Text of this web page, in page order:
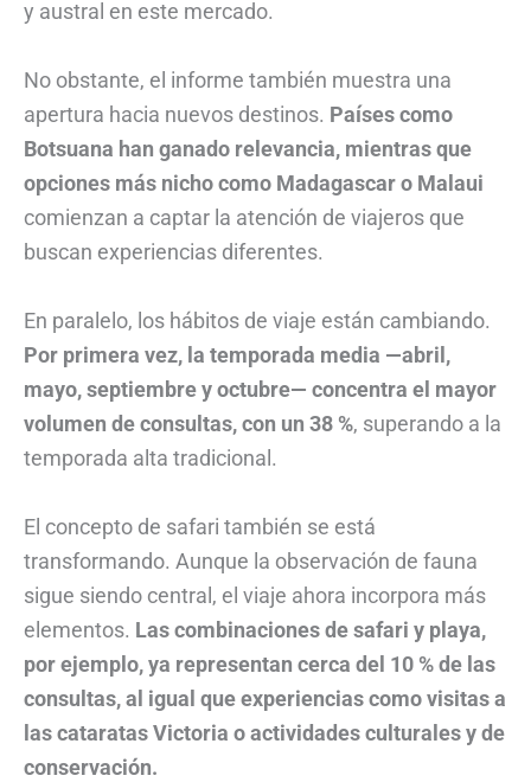
y austral en este mercado.
No obstante, el informe también muestra una
apertura hacia nuevos destinos. Países como
Botsuana han ganado relevancia, mientras que
opciones más nicho como Madagascar o Malaui
comienzan a captar la atención de viajeros que
buscan experiencias diferentes.
En paralelo, los hábitos de viaje están cambiando.
Por primera vez, la temporada media —abril,
mayo, septiembre y octubre— concentra el mayor
volumen de consultas, con un 38 %, superando a la
temporada alta tradicional.
El concepto de safari también se está
transformando. Aunque la observación de fauna
sigue siendo central, el viaje ahora incorpora más
elementos. Las combinaciones de safari y playa,
por ejemplo, ya representan cerca del 10 % de las
consultas, al igual que experiencias como visitas a
las cataratas Victoria o actividades culturales y de
conservación.